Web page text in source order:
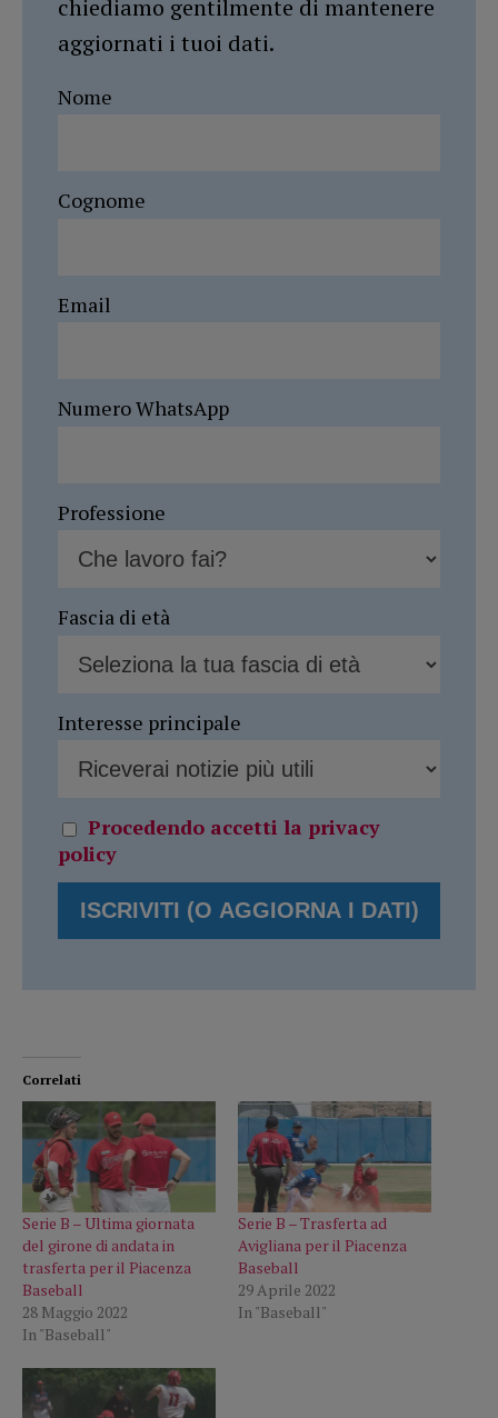
chiediamo gentilmente di mantenere
aggiornati i tuoi dati.
Nome
Cognome
Email
Numero WhatsApp
Professione
Fascia di età
Interesse principale
Procedendo accetti la privacy
policy
Correlati
Serie B – Ultima giornata
del girone di andata in
trasferta per il Piacenza
Baseball
28 Maggio 2022
In "Baseball"
Serie B – Trasferta ad
Avigliana per il Piacenza
Baseball
29 Aprile 2022
In "Baseball"